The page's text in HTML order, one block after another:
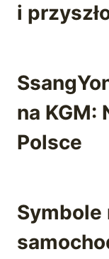
i
na KGM:
Polsce
Symbole